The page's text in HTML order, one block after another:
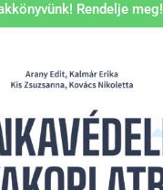
Rendelje meg!